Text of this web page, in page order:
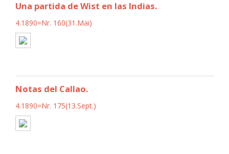
Una partida de Wist en las Indias.
4.1890=Nr. 160(31.Mai)
Notas del Callao.
4.1890=Nr. 175(13.Sept.)